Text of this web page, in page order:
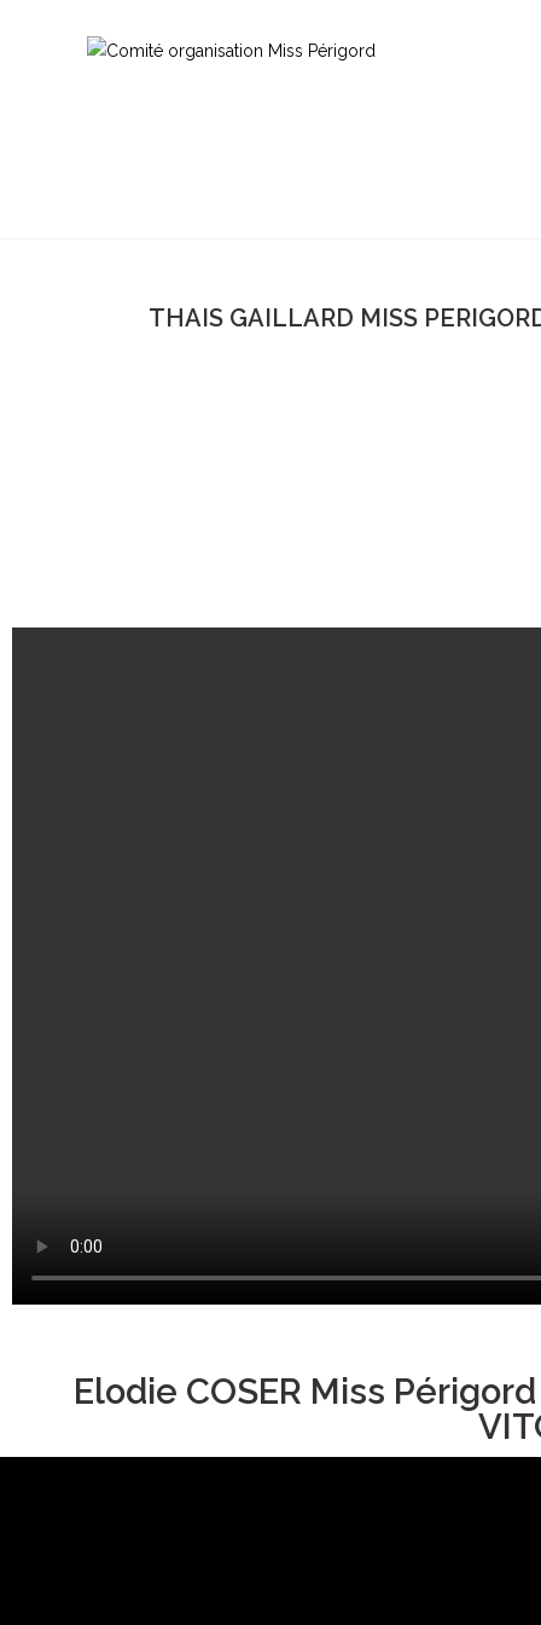
THAIS GAILLARD MISS
Elodie COSER Miss